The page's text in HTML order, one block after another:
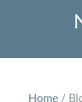
Home /